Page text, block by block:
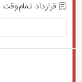
قرارداد تمام‌وقت